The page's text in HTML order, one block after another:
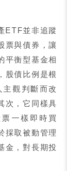
ETF並非追蹤
票與債券，讓
平衡型基金相
股債比例是根
觀判斷而改
次，它同樣具
一樣即時買
採取被動管理
金，對長期投